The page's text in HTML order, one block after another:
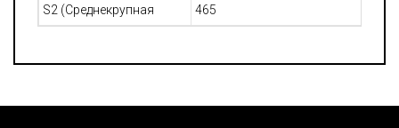
S2 (Среднекрупная 465